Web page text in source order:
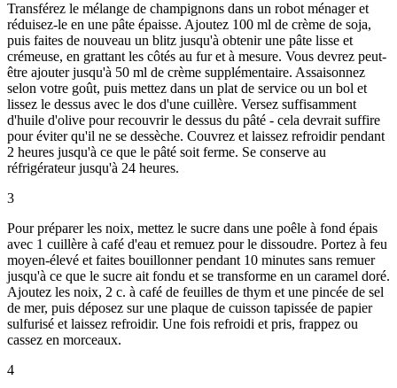
Transférez le mélange de champignons dans un robot ménager et
réduisez-le en une pâte épaisse. Ajoutez 100 ml de crème de soja,
puis faites de nouveau un blitz jusqu'à obtenir une pâte lisse et
crémeuse, en grattant les côtés au fur et à mesure. Vous devrez peut-
être ajouter jusqu'à 50 ml de crème supplémentaire. Assaisonnez
selon votre goût, puis mettez dans un plat de service ou un bol et
lissez le dessus avec le dos d'une cuillère. Versez suffisamment
d'huile d'olive pour recouvrir le dessus du pâté - cela devrait suffire
pour éviter qu'il ne se dessèche. Couvrez et laissez refroidir pendant
2 heures jusqu'à ce que le pâté soit ferme. Se conserve au
réfrigérateur jusqu'à 24 heures.
3
Pour préparer les noix, mettez le sucre dans une poêle à fond épais
avec 1 cuillère à café d'eau et remuez pour le dissoudre. Portez à feu
moyen-élevé et faites bouillonner pendant 10 minutes sans remuer
jusqu'à ce que le sucre ait fondu et se transforme en un caramel doré.
Ajoutez les noix, 2 c. à café de feuilles de thym et une pincée de sel
de mer, puis déposez sur une plaque de cuisson tapissée de papier
sulfurisé et laissez refroidir. Une fois refroidi et pris, frappez ou
cassez en morceaux.
4